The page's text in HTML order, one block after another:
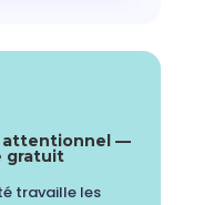
attentionnel —
gratuit
travaille les